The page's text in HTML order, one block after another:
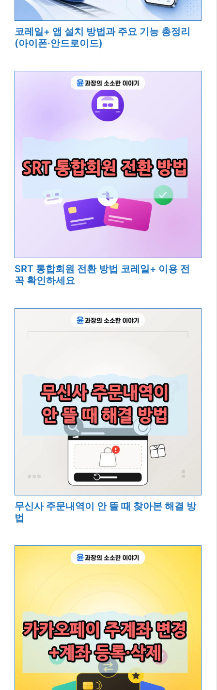
코레일+ 앱 설치 방법과 주요 기능 총정리
(아이폰·안드로이드)
SRT 통합회원 전환 방법 코레일+ 이용 전
꼭 확인하세요
무신사 주문내역이 안 뜰 때 찾아본 해결 방
법